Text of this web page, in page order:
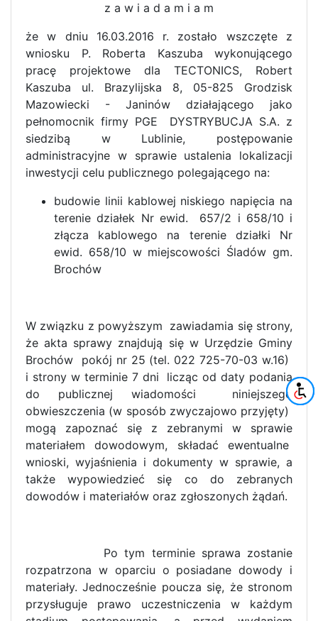
z a w i a d a m i a m
że w dniu 16.03.2016 r. zostało wszczęte z
wniosku P. Roberta Kaszuba wykonującego
pracę projektowe dla TECTONICS, Robert
Kaszuba ul. Brazylijska 8, 05-825 Grodzisk
Mazowiecki - Janinów działającego jako
pełnomocnik firmy PGE DYSTRYBUCJA S.A. z
siedzibą w Lublinie, postępowanie
administracyjne w sprawie ustalenia lokalizacji
inwestycji celu publicznego polegającego na:
budowie linii kablowej niskiego napięcia na
terenie działek Nr ewid. 657/2 i 658/10 i
złącza kablowego na terenie działki Nr
ewid. 658/10 w miejscowości Śladów gm.
Brochów
W związku z powyższym zawiadamia się strony,
że akta sprawy znajdują się w Urzędzie Gminy
Brochów pokój nr 25 (tel. 022 725-70-03 w.16)
i strony w terminie 7 dni licząc od daty podania
do publicznej wiadomości niniejszego
obwieszczenia (w sposób zwyczajowo przyjęty)
mogą zapoznać się z zebranymi w sprawie
materiałem dowodowym, składać ewentualne
wnioski, wyjaśnienia i dokumenty w sprawie, a
także wypowiedzieć się co do zebranych
dowodów i materiałów oraz zgłoszonych żądań.
Po tym terminie sprawa zostanie
rozpatrzona w oparciu o posiadane dowody i
materiały. Jednocześnie poucza się, że stronom
przysługuje prawo uczestniczenia w każdym